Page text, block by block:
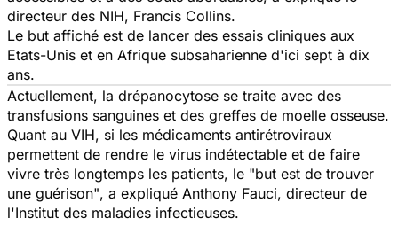
directeur des NIH, Francis Collins.
Le but affiché est de lancer des essais cliniques aux
Etats-Unis et en Afrique subsaharienne d'ici sept à dix
ans.
Actuellement, la drépanocytose se traite avec des
transfusions sanguines et des greffes de moelle osseuse.
Quant au VIH, si les médicaments antirétroviraux
permettent de rendre le virus indétectable et de faire
vivre très longtemps les patients, le "but est de trouver
une guérison", a expliqué Anthony Fauci, directeur de
l'Institut des maladies infectieuses.